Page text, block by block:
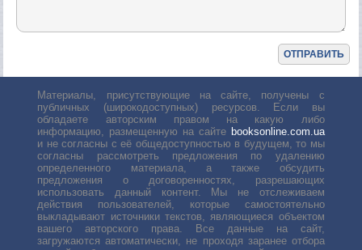
Материалы, присутствующие на сайте, получены с
публичных (широкодоступных) ресурсов. Если вы
обладаете авторским правом на какую либо
информацию, размещенную на сайте booksonline.com.ua
и не согласны с её общедоступностью в будущем, то мы
согласны рассмотреть предложения по удалению
определенного материала, а также обсудить
предложения о договоренностях, разрешающих
использовать данный контент. Мы не отслеживаем
действия пользователей, которые самостоятельно
выкладывают источники текстов, являющиеся объектом
вашего авторского права. Все данные на сайт,
загружаются автоматически, не проходя заранее отбора